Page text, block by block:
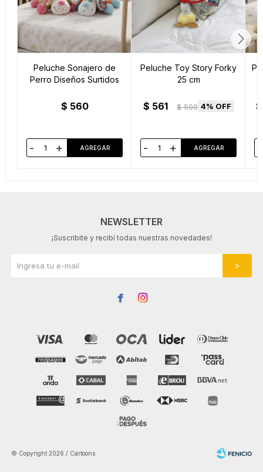
Peluche Sonajero de
Perro Diseños Surtidos
$ 560
- +
Peluche Toy Story Forky
25 cm
$ 561 $ 590 4
- +
$
NEWSLETTER
¡Suscribite y recibí todas nuestras novedades!
 
© Copyright 2026 / Cartoons